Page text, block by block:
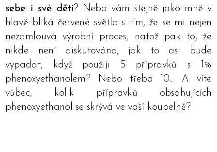
sebe i své děti? Nebo vám stejně jako mně v
hlavě bliká červené světlo s tím, že se mi nejen
nezamlouvá výrobní proces, natož pak to, že
nikde není diskutováno, jak to asi bude
vypadat, když použiji 5 přípravků s 1%
phenoxyethanolem? Nebo třeba 10... A víte
vůbec, kolik přípravků obsahujících
phenoxyethanol se skrývá ve vaší koupelně?